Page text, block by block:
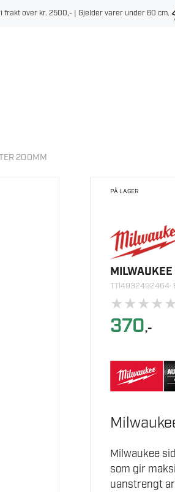
frakt over kr. 2500,- | Gjelder varer under 60 cm.
200MM
PÅ LAGER
TTI4932492464
★★★★★
370,-
Milwaukee
som gir
uanstrengt